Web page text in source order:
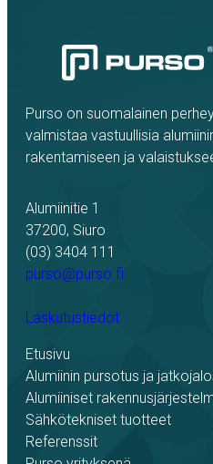
Purso on suomalainen
valmistaa vastuullisia
rakentamiseen ja
Alumiinitie 1
37200, Siuro
(03) 3404 111
purso@purso.fi
Laskutustiedot
Etusivu
Alumiinin pursotus ja
Alumiiniset
Sähkötekniset tuotteet
Referenssit